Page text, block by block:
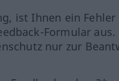
ist Ihnen ein
Formular
nur zur